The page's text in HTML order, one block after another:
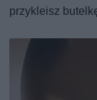
przykleisz